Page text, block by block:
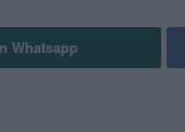
Whatsapp